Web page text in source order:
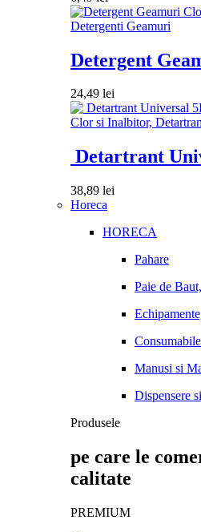
Detergenti Geamuri
Detergent
24,49 lei
Clor si Inalbitor,
Detartrant
38,89 lei
Horeca
HORECA
Pahare
Paie de
Manusi si
Dispensere
Produsele
pe care le
calitate
PREMIUM